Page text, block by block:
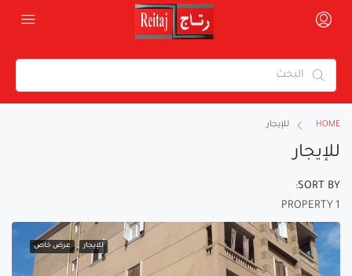
HOME للإيجار
للإيجار
1 PROPERTY
SORT BY:
للإيجار عرض خاص